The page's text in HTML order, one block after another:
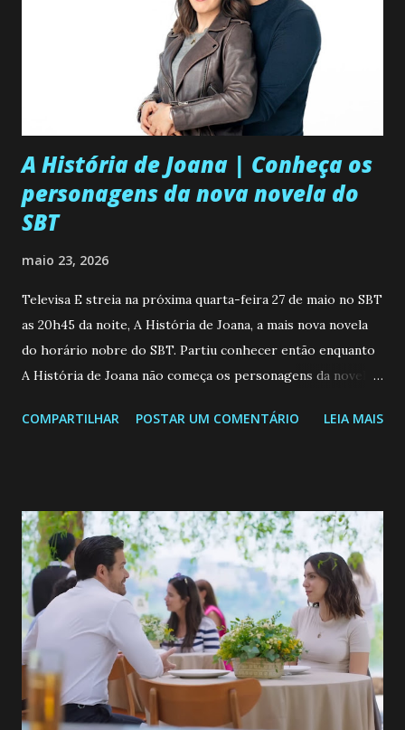
A História de Joana | Conheça os
personagens da nova novela do
SBT
maio 23, 2026
Televisa E streia na próxima quarta-feira 27 de maio no SBT
as 20h45 da noite, A História de Joana, a mais nova novela
do horário nobre do SBT. Partiu conhecer então enquanto
A História de Joana não começa os personagens da novela?
de 25/05/26 a 31/05/26 JOANA GUADALUPE (Camila
permanecer virgem até encontrar o homem que realmente
ama, o que não é fácil, já que dedica todas as suas energias a
se aprimorar, trabalhando, estudando e se orgulhando de
ser a primeira mulher da família a ingressar na
universidade. Ela tem uma personalidade muito alegre, é
muito madura para a idade, determinada, criativa e
empática. Detesta injustiças e é uma ótima amiga. Pode ser
teimosa e muito persistente quando decide fazer algo.
COMPARTILHAR POSTAR UM COMENTÁRIO LEIA MAIS